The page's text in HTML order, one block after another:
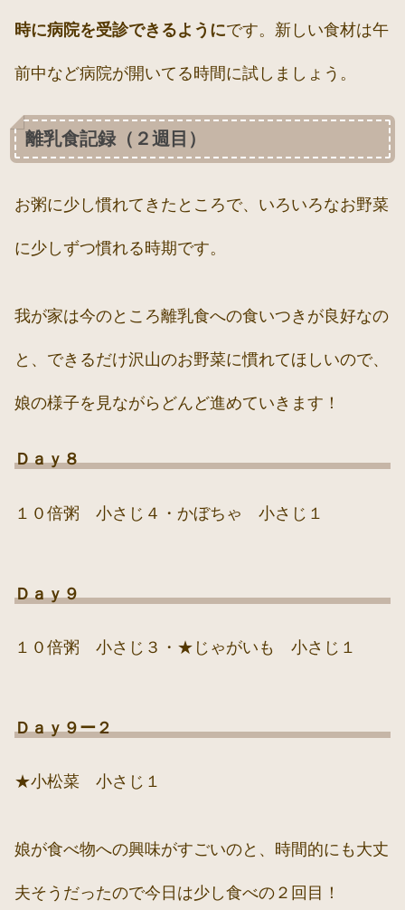
時に病院を受診できるようにです。新しい食材は午
前中など病院が開いてる時間に試しましょう。
離乳食記録（２週目）
お粥に少し慣れてきたところで、いろいろなお野菜
に少しずつ慣れる時期です。
我が家は今のところ離乳食への食いつきが良好なの
と、できるだけ沢山のお野菜に慣れてほしいので、
娘の様子を見ながらどんど進めていきます！
Ｄａｙ８
１０倍粥 小さじ４・かぼちゃ 小さじ１
Ｄａｙ９
１０倍粥 小さじ３・★じゃがいも 小さじ１
Ｄａｙ９ー２
★小松菜 小さじ１
娘が食べ物への興味がすごいのと、時間的にも大丈
夫そうだったので今日は少し食べの２回目！